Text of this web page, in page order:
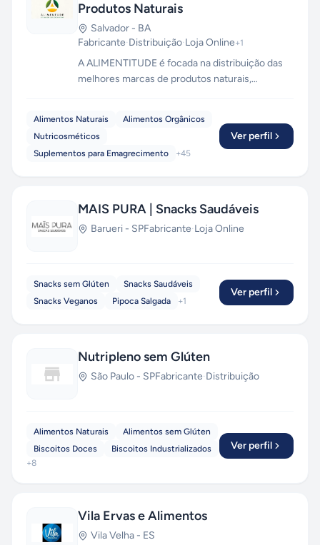
Produtos Naturais
Salvador - BA
Fabricante·Distribuição·Loja Online+1
A ALIMENTITUDE é focada na distribuição das
melhores marcas de produtos naturais,
(CDD) da Copra Coco, temos toda a linha de
produtos da marca a preços de atacado. Somos
produtores de cacau orgânico.
Alimentos Naturais
Alimentos Orgânicos
Nutricosméticos
Suplementos para Emagrecimento
+45
Ver perfil
MAIS PURA | Snacks Saudáveis
Barueri - SPFabricante·Loja Online
Snacks sem Glúten
Snacks Saudáveis
Snacks Veganos
Pipoca Salgada +1
Ver perfil
Nutripleno sem Glúten
São Paulo - SPFabricante·Distribuição
Alimentos Naturais
Alimentos sem Glúten
Biscoitos Doces
Biscoitos Industrializados
+8
Ver perfil
Vila Ervas e Alimentos
Vila Velha - ES